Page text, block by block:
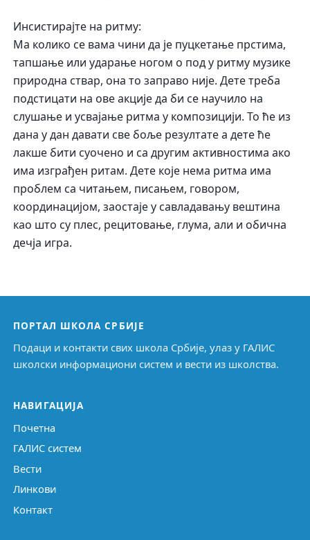
Инсистирајте на ритму:
Ма колико се вама чини да је пуцкетање прстима,
тапшање или ударање ногом о под у ритму музике
природна ствар, она то заправо није. Дете треба
подстицати на ове акције да би се научило на
слушање и усвајање ритма у композицији. То ће из
дана у дан давати све боље резултате а дете ће
лакше бити суочено и са другим активностима ако
има изграђен ритам. Дете које нема ритма има
проблем са читањем, писањем, говором,
координацијом, заостаје у савладавању вештина
као што су плес, рецитовање, глума, али и обична
дечја игра.
ПОРТАЛ ШКОЛА СРБИЈЕ
Подаци и контакти свих школа Србије, улаз у ГАЛИС
школски информациони систем и вести из школства.
НАВИГАЦИЈА
Почетна
ГАЛИС систем
Вести
Линкови
Контакт